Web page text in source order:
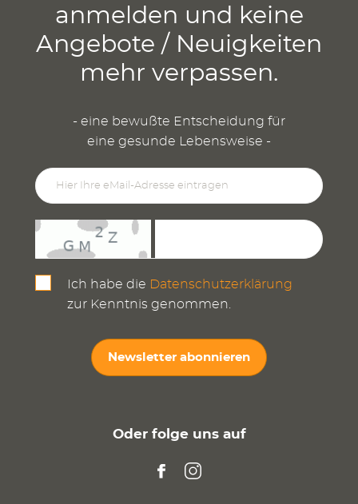
anmelden und keine
Angebote / Neuigkeiten
mehr verpassen.
- eine bewußte Entscheidung für
eine gesunde Lebensweise -
Ich habe die Datenschutzerklärung
zur Kenntnis genommen.
Newsletter abonnieren
Oder folge uns auf